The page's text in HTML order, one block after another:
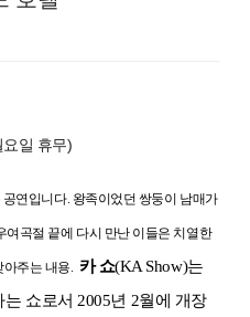
일 휴무)
연입니다. 왕족이었던 쌍둥이 남매가
여곡절 끝에 다시 만난 이들은 치열한
주는 내용. 카 쇼(KA Show)는
는 쇼로서 2005년 2월에 개장